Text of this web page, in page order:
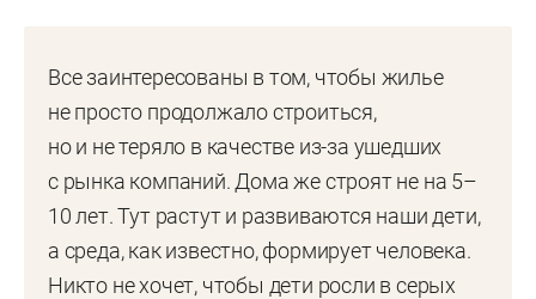
Все заинтересованы в том, чтобы жилье
не просто продолжало строиться,
но и не теряло в качестве из-за ушедших
с рынка компаний. Дома же строят не на 5–
10 лет. Тут растут и развиваются наши дети,
а среда, как известно, формирует человека.
Никто не хочет, чтобы дети росли в серых